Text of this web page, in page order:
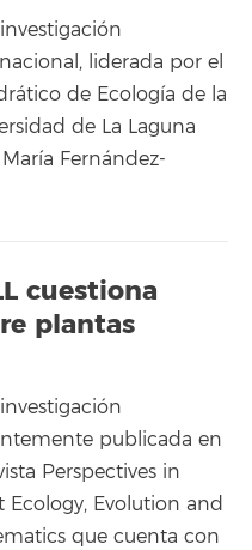
liderada por el
de Ecología de la
de La Laguna
Fernández-
cuestiona
plantas
publicada en
Perspectives in
Ecology, Evolution and
que cuenta con